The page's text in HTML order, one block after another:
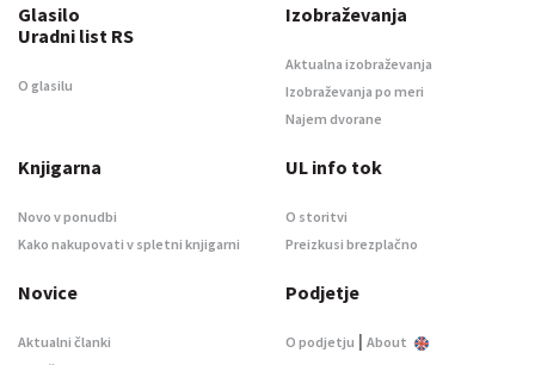
Glasilo
Uradni list RS
O glasilu
Izobraževanja
Aktualna izobraževanja
Izobraževanja po meri
Najem dvorane
Knjigarna
Novo v ponudbi
Kako nakupovati v spletni knjigarni
UL info tok
O storitvi
Preizkusi brezplačno
Novice
Aktualni članki
Podjetje
O podjetju | About